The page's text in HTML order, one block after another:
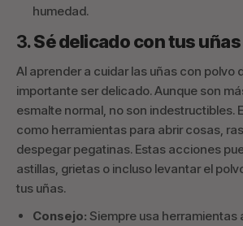
humedad.
3.Sé delicado con tus uñas
Al aprender a cuidar las uñas con polvo
importante ser delicado. Aunque son
esmalte normal, no son indestructibles.
como herramientas para abrir cosas,
despegar pegatinas. Estas acciones
astillas, grietas o incluso levantar el
tus uñas.
Consejo: Siempre usa